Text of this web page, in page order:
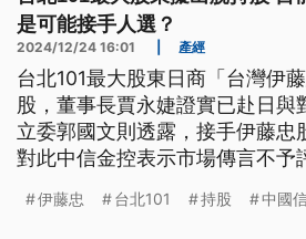
是可能接手人選？
2024/12/24 16:01 產經
台北101最大股東日商「台灣伊
股，董事長賈永婕證實已赴日與
立委郭國文則透露，接手伊藤忠
對此中信金控表示市場傳言不予
能接手伊藤忠所有持股嗎？
伊藤忠 台北101 持股 中國